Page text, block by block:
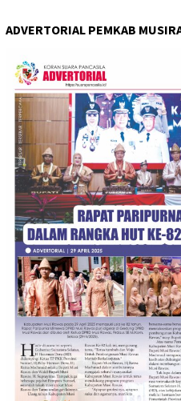
ADVERTORIAL PEMKAB